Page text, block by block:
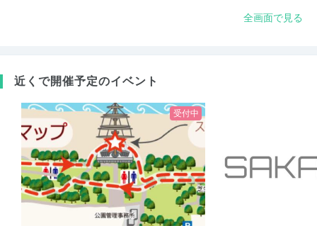
全画面で見る
近くで開催予定のイベント
受付中